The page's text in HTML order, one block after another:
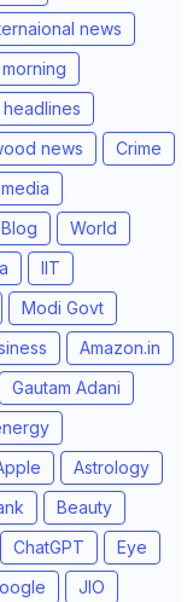
news
headlines
news
Crime
media
Blog
World
IIT
Modi Govt
Amazon.in
Gautam Adani
Astrology
Beauty
ChatGPT
Eye
JIO